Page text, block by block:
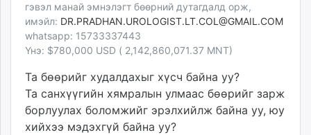
гэвэл манай эмнэлэгт бөөрний дутагдалд орж,
имэйл: DR.PRADHAN.UROLOGIST.LT.COL@GMAIL.COM
whatsapp: 15733337443
Үнэ: $780,000 USD ( 2,142,860,071.37 MNT)
Та бөөрийг худалдахыг хүсч байна уу?
Та санхүүгийн хямралын улмаас бөөрийг зарж
борлуулах боломжийг эрэлхийлж байна уу, юу
хийхээ мэдэхгүй байна уу?